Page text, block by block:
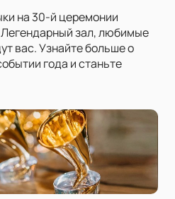
на 30-й церемонии
зал, любимые
вас. Узнайте больше о
года и станьте